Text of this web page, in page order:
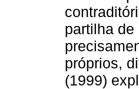
partilha
próprios,
(1999)